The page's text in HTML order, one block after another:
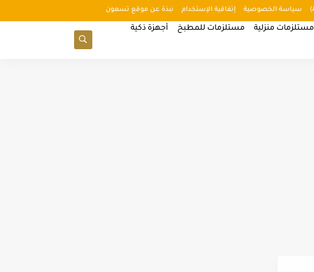
سياسة الخصوصية إتفاقية الإستخدام
نبذة عن موقع تسعون
مستلزمات منزلية مستلزمات للمطبخ أجهزة ذكية